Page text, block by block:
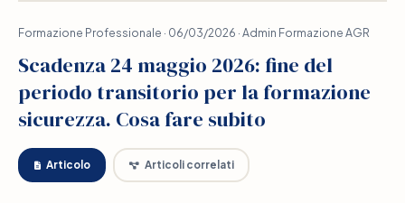
Formazione Professionale · 06/03/2026 · Admin Formazione AGR
Scadenza 24 maggio 2026: fine del
periodo transitorio per la formazione
sicurezza. Cosa fare subito
Articolo Articoli correlati